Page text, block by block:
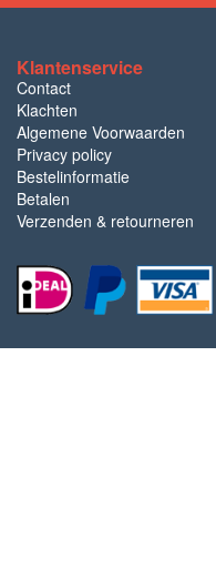
Klantenservice
Contact
Klachten
Algemene Voorwaarden
Privacy policy
Bestelinformatie
Betalen
Verzenden & retourneren